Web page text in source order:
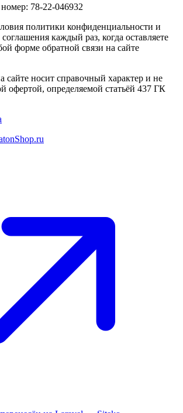
78-22-046932
политики конфиденциальности и
соглашения каждый раз, когда оставляете
форме обратной связи на сайте
сайте носит справочный характер и не
офертой, определяемой статьёй 437 ГК